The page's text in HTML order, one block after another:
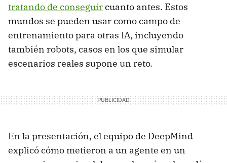
tratando de conseguircuanto antes. Estos
mundos se pueden usar como campo de
entrenamiento para otras IA, incluyendo
también robots, casos en los que simular
escenarios reales supone un reto.
En la presentación, el equipo de DeepMind
explicó cómo metieron a un agente en un